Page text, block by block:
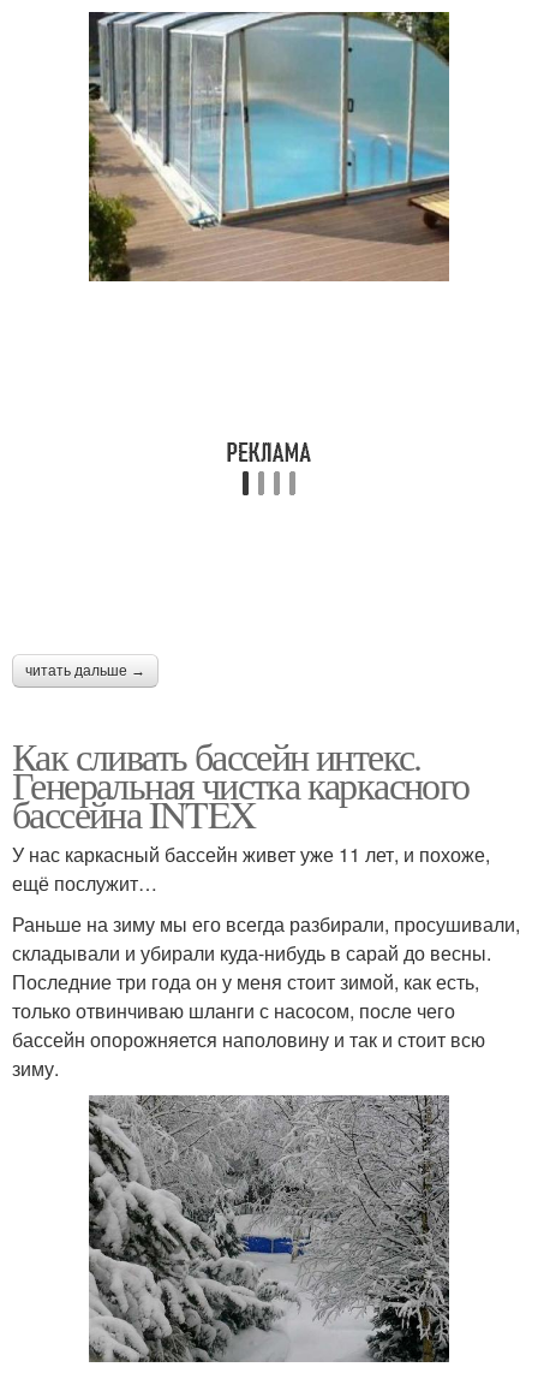
читать дальше →
Как сливать бассейн интекс.
Генеральная чистка каркасного
бассейна INTEX
У нас каркасный бассейн живет уже 11 лет, и похоже,
ещё послужит…
Раньше на зиму мы его всегда разбирали, просушивали,
складывали и убирали куда-нибудь в сарай до весны.
Последние три года он у меня стоит зимой, как есть,
только отвинчиваю шланги с насосом, после чего
бассейн опорожняется наполовину и так и стоит всю
зиму.